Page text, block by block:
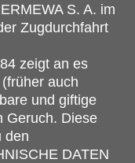
S. A. im
Zugdurchfahrt
zeigt an es
auch
und giftige
Geruch. Diese
den
DATEN